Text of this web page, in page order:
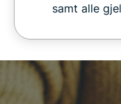
samt alle